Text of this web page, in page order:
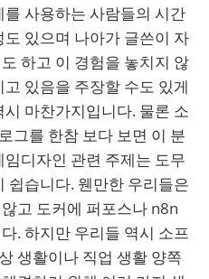
사용하는 사람들의 시간
있으며 나아가 글쓴이 자
하고 이 경험을 놓치지 않
있음을 주장할 수도 있게
마찬가지입니다. 물론 소
그를 한참 보다 보면 이 분
디자인 관련 주제는 도무
쉽습니다. 웬만한 우리들은
고 도커에 퍼포스나 n8n
. 하지만 우리들 역시 소프
생활이나 직업 생활 양쪽